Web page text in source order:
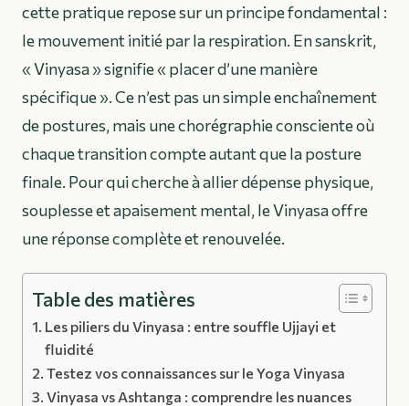
cette pratique repose sur un principe fondamental :
le mouvement initié par la respiration. En sanskrit,
« Vinyasa » signifie « placer d’une manière
spécifique ». Ce n’est pas un simple enchaînement
de postures, mais une chorégraphie consciente où
chaque transition compte autant que la posture
finale. Pour qui cherche à allier dépense physique,
souplesse et apaisement mental, le Vinyasa offre
une réponse complète et renouvelée.
Table des matières
Les piliers du Vinyasa : entre souffle Ujjayi et
fluidité
Testez vos connaissances sur le Yoga Vinyasa
Vinyasa vs Ashtanga : comprendre les nuances